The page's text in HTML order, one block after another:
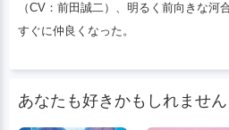
（CV：前田誠二）、明るく前向きな河
すぐに仲良くなった。
あなたも好きかもしれません